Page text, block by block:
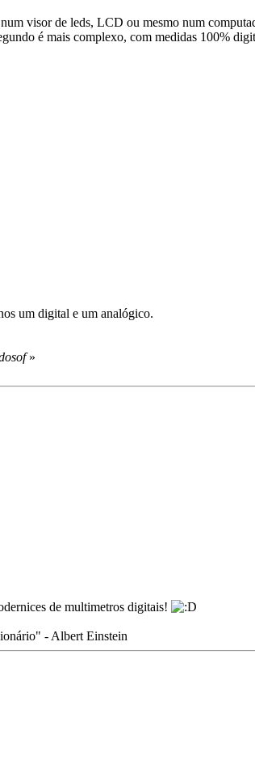
visor de leds, LCD ou mesmo num
é mais complexo, com medidas 100%
um digital e um analógico.
»
de multimetros digitais!
- Albert Einstein